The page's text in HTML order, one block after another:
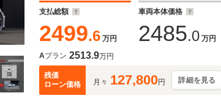
支払総額
2499.6 万円
車両本体価格
2485.0 万円
Aプラン 2513.9万円
残価
ローン価格
月々 127,800円 詳細を見る